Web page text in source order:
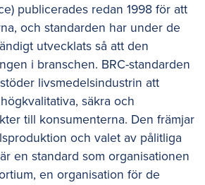
publicerades redan 1998 för att
och standarden har under de
utvecklats så att den
i branschen. BRC-standarden
livsmedelsindustrin att
säkra och
till konsumenterna. Den främjar
och valet av pålitliga
en standard som organisationen
en organisation för de